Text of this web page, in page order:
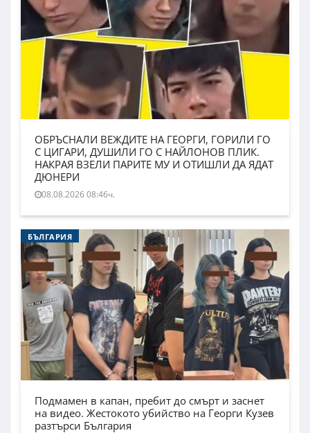
ОБРЪСНАЛИ ВЕЖДИТЕ НА ГЕОРГИ, ГОРИЛИ ГО
С ЦИГАРИ, ДУШИЛИ ГО С НАЙЛОНОВ ПЛИК.
НАКРАЯ ВЗЕЛИ ПАРИТЕ МУ И ОТИШЛИ ДА ЯДАТ
ДЮНЕРИ
08.08.2026 08:46ч.
БЪЛГАРИЯ
Подмамен в капан, пребит до смърт и заснет
на видео. Жестокото убийство на Георги Кузев
разтърси България